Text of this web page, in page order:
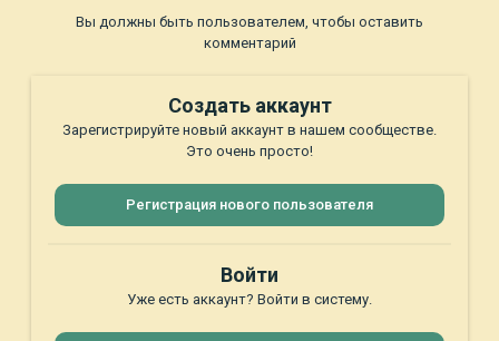
Вы должны быть пользователем, чтобы оставить
комментарий
Создать аккаунт
Зарегистрируйте новый аккаунт в нашем сообществе.
Это очень просто!
Регистрация нового пользователя
Войти
Уже есть аккаунт? Войти в систему.